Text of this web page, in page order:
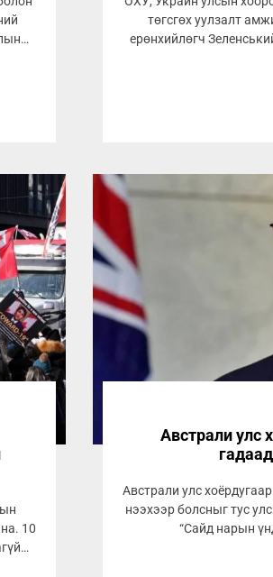
төгсгөх уулзалт
ерөнхийлөгч
10
Австрали улс
Австрали улс
нээхээр болсныг тус
“Сайд нарын